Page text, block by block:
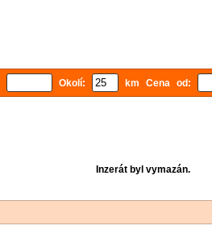
Okolí: km Cena od:
Inzerát byl vymazán.